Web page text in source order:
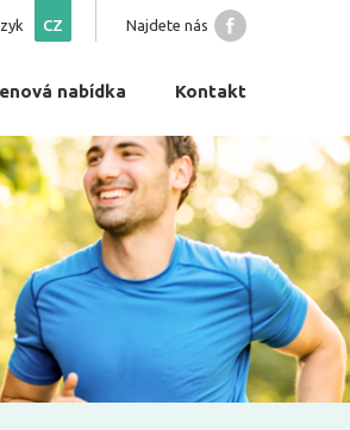
Najdete nás
CZ
nabídka Kontakt